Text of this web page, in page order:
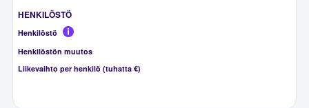
HENKILÖSTÖ
Henkilöstö
Henkilöstön muutos
Liikevaihto per henkilö (tuhatta €)